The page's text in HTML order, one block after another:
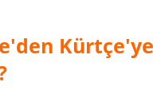
Kürtçe'ye